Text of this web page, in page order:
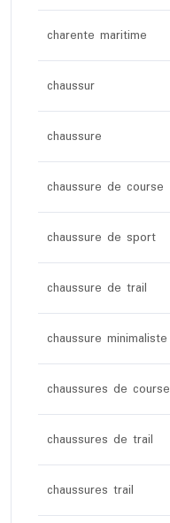
charente maritime
chaussur
chaussure
chaussure de course
chaussure de sport
chaussure de trail
chaussure minimaliste
chaussures de course
chaussures de trail
chaussures trail